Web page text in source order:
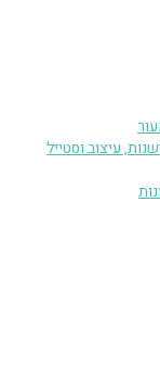
התיקים החדשה לשנת 2025 חדשנות, עיצוב וסטייל